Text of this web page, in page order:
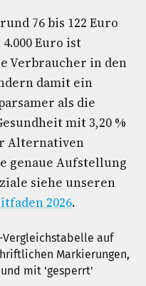
76 bis 122 Euro
Euro ist
Verbraucher in den
damit ein
als die
mit 3,20 %
Alternativen
genaue Aufstellung
siehe unseren
2026.